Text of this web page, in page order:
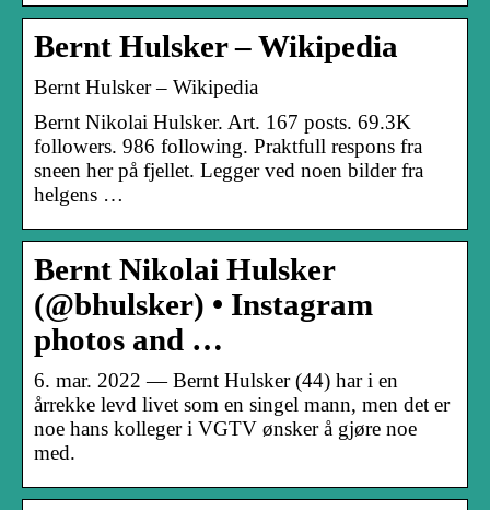
Bernt Hulsker – Wikipedia
Bernt Hulsker – Wikipedia
Bernt Nikolai Hulsker. Art. 167 posts. 69.3K
followers. 986 following. Praktfull respons fra
sneen her på fjellet. Legger ved noen bilder fra
helgens …
Bernt Nikolai Hulsker
(@bhulsker) • Instagram
photos and …
6. mar. 2022 — Bernt Hulsker (44) har i en
årrekke levd livet som en singel mann, men det er
noe hans kolleger i VGTV ønsker å gjøre noe
med.